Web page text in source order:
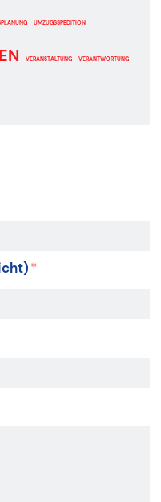
UMZUGSSPEDITION
VERANSTALTUNG VERANTWORTUNG
*